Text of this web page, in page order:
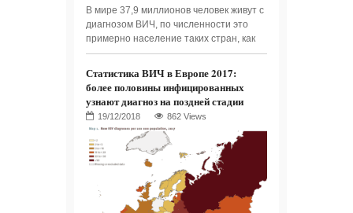
В мире 37,9 миллионов человек живут с
диагнозом ВИЧ, по численности это
примерно население таких стран, как
Статистика ВИЧ в Европе 2017:
более половины инфицированных
узнают диагноз на поздней стадии
862 Views